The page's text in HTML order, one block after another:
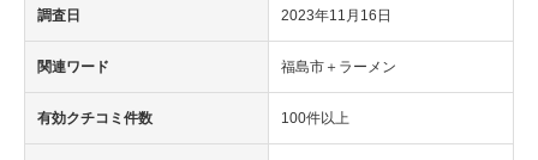
調査日 2023年11月16日
関連ワード 福島市＋ラーメン
有効クチコミ件数 100件以上